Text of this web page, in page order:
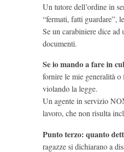
Un tutore dell’ordine in
“fermati, fatti guardare”,
Se un carabiniere dice ad
documenti.
Se io mando a fare in
fornire le mie generalità
violando la legge.
Un agente in servizio
lavoro, che non risulta
Punto terzo: quanto
ragazze si dichiarano a